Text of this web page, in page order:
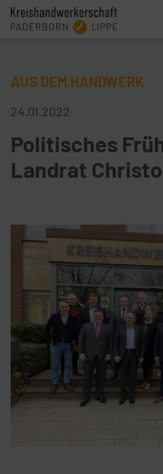
AUS DEM HANDWERK
24.01.2022
Politisches
Landrat